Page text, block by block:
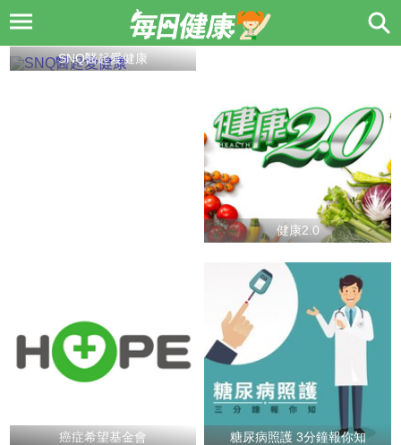
SNQ醫起愛健康
健康2.0
癌症希望基金會 糖尿病照護 3分鐘報你知